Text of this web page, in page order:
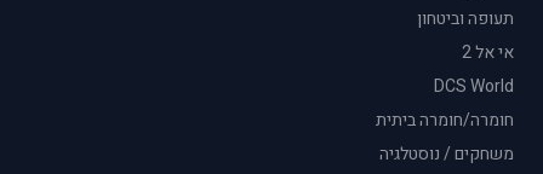
תעופה וביטחון
אי אל 2
DCS World
חומרה/חומרה ביתית
משחקים / נוסטלגיה